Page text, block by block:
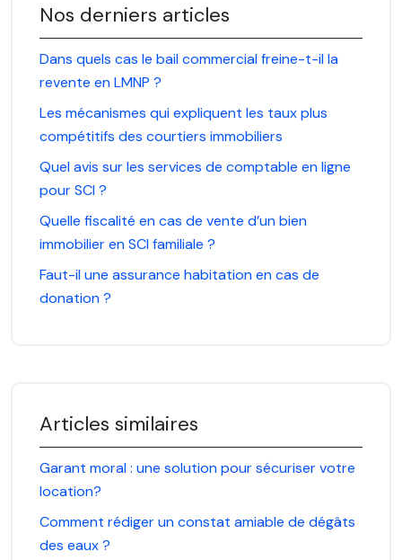
Nos derniers articles
Dans quels cas le bail commercial freine-t-il la
revente en LMNP ?
Les mécanismes qui expliquent les taux plus
compétitifs des courtiers immobiliers
Quel avis sur les services de comptable en ligne
pour SCI ?
Quelle fiscalité en cas de vente d’un bien
immobilier en SCI familiale ?
Faut-il une assurance habitation en cas de
donation ?
Articles similaires
Garant moral : une solution pour sécuriser votre
location?
Comment rédiger un constat amiable de dégâts
des eaux ?